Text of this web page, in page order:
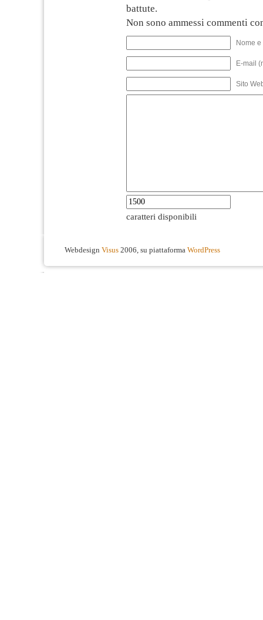
battute.
Non sono ammessi commenti
Nome
E-mail
Sito
caratteri disponibili
Webdesign Visus 2006, su piattaforma WordPress